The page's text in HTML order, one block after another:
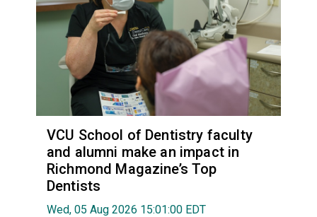
VCU School of Dentistry faculty
and alumni make an impact in
Richmond Magazine’s Top
Dentists
Wed, 05 Aug 2026 15:01:00 EDT